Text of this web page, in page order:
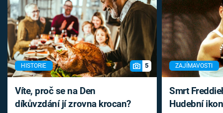
HISTORIE 5
Víte, proč se na Den
díkůvzdání jí zrovna krocan?
ZAJÍMAVOSTI
Smrt
Hudební